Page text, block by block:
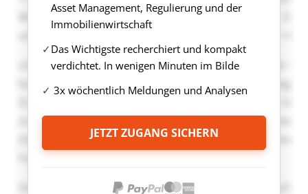
Asset Management, Regulierung und der
Immobilienwirtschaft
Das Wichtigste recherchiert und kompakt
verdichtet. In wenigen Minuten im Bilde
3x wöchentlich Meldungen und Analysen
JETZT ZUGANG SICHERN